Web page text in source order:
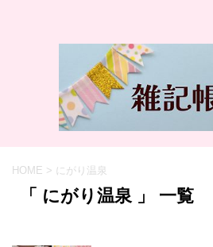
HOME > にがり温泉
「 にがり温泉 」 一覧